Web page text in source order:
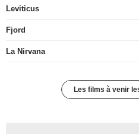
Leviticus
Fjord
La Nirvana
Les films à venir